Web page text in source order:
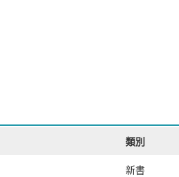
類別
新書